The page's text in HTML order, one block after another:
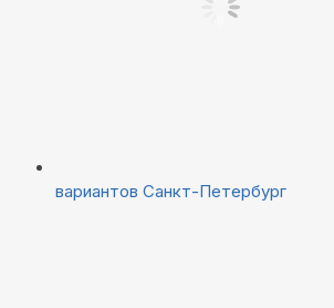
вариантов Санкт-Петербург